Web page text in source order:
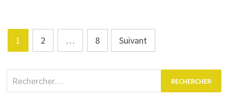
Pagination
des
publications
1 2 … 8 Suivant
Rechercher :